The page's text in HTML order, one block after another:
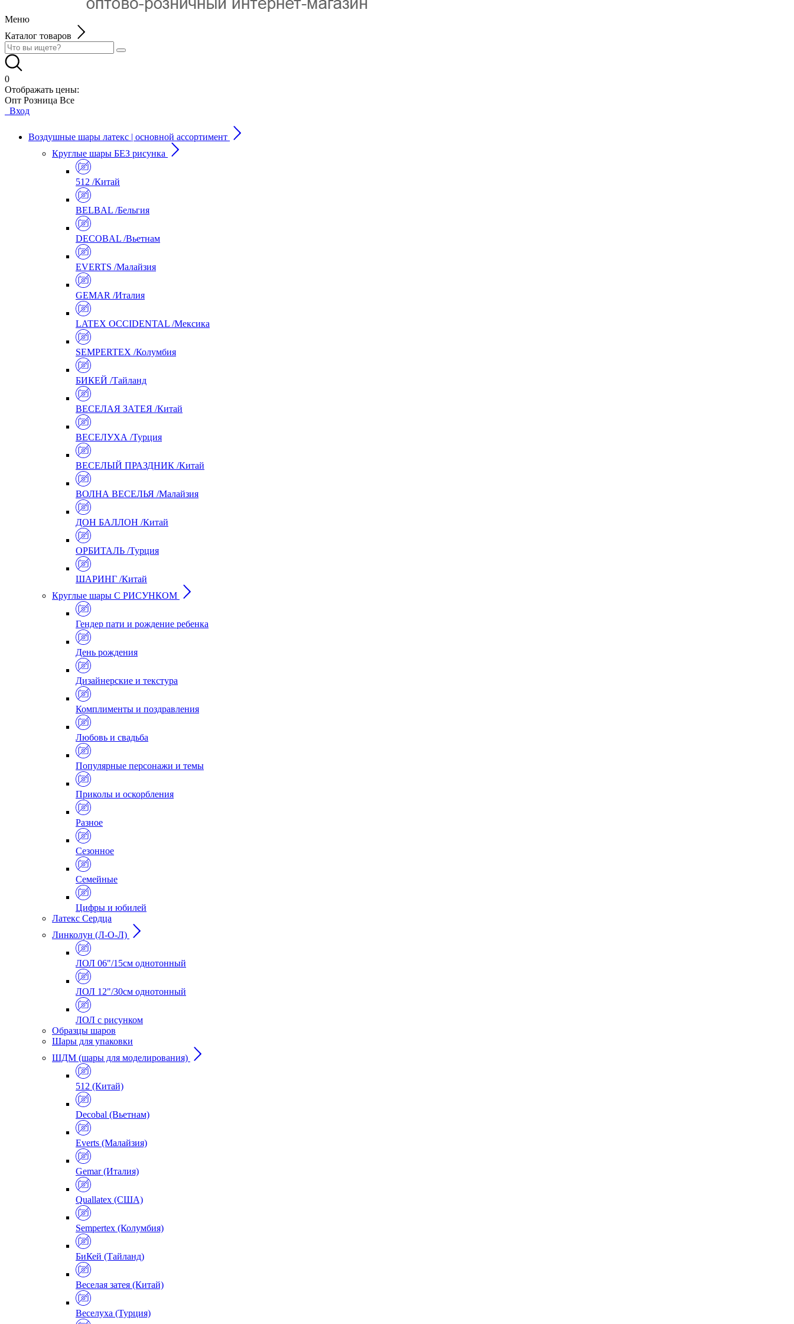
Меню
Каталог товаров
0
Отображать цены:
Опт Розница Все
Вход
Воздушные шары латекс | основной ассортимент
Круглые шары БЕЗ рисунка
512 /Китай
BELBAL /Бельгия
DECOBAL /Вьетнам
EVERTS /Малайзия
GEMAR /Италия
LATEX OCCIDENTAL /Мексика
SEMPERTEX /Колумбия
БИКЕЙ /Тайланд
ВЕСЕЛАЯ ЗАТЕЯ /Китай
ВЕСЕЛУХА /Турция
ВЕСЕЛЫЙ ПРАЗДНИК /Китай
ВОЛНА ВЕСЕЛЬЯ /Малайзия
ДОН БАЛЛОН /Китай
ОРБИТАЛЬ /Турция
ШАРИНГ /Китай
Круглые шары С РИСУНКОМ
Гендер пати и рождение ребенка
День рождения
Дизайнерские и текстура
Комплименты и поздравления
Любовь и свадьба
Популярные персонажи и темы
Приколы и оскорбления
Разное
Сезонное
Семейные
Цифры и юбилей
Латекс Сердца
Линколун (Л-О-Л)
ЛОЛ 06"/15см однотонный
ЛОЛ 12"/30см однотонный
ЛОЛ с рисунком
Образцы шаров
Шары для упаковки
ШДМ (шары для моделирования)
512 (Китай)
Decobal (Вьетнам)
Everts (Малайзия)
Gemar (Италия)
Quallatex (США)
Sempertex (Колумбия)
БиКей (Тайланд)
Веселая затея (Китай)
Веселуха (Турция)